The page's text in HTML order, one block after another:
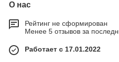
О нас
Рейтинг не сформирован
Менее 5 отзывов за
Работает с 17.01.2022